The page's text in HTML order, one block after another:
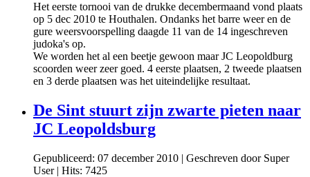
Het eerste tornooi van de drukke decembermaand vond plaats
op 5 dec 2010 te Houthalen. Ondanks het barre weer en de
gure weersvoorspelling daagde 11 van de 14 ingeschreven
judoka's op.
We worden het al een beetje gewoon maar JC Leopoldburg
scoorden weer zeer goed. 4 eerste plaatsen, 2 tweede plaatsen
en 3 derde plaatsen was het uiteindelijke resultaat.
De Sint stuurt zijn zwarte pieten naar
JC Leopoldsburg
Gepubliceerd: 07 december 2010 | Geschreven door Super
User| Hits: 7425